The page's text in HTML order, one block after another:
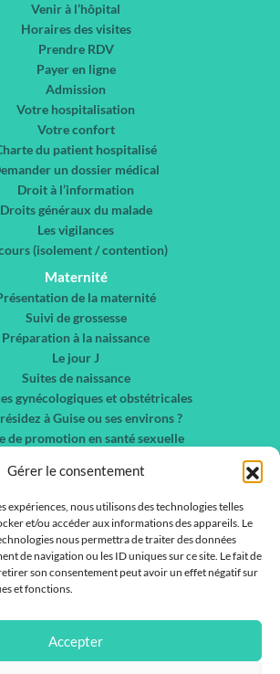
Gérer le consentement
expériences, nous utilisons des technologies telles
et/ou accéder aux informations des appareils. Le
nous permettra de traiter des données
de navigation ou les ID uniques sur ce site. Le fait de
son consentement peut avoir un effet négatif sur
et fonctions.
Accepter
Venir à l’hôpital
Horaires des visites
Prendre RDV
Payer en ligne
Admission
Votre hospitalisation
Votre confort
du patient hospitalisé
un dossier médical
Droit à l’information
Droits généraux du malade
Les vigilances
(isolement / contention)
Maternité
de la maternité
Suivi de grossesse
Préparation à la naissance
Le jour J
Suites de naissance
gynécologiques et obstétricales
à Guise ou ses environs ?
de promotion en santé sexuelle
Liste des services
Liste des médecins
Actualités
Nous contacter
IFSI / IFAS